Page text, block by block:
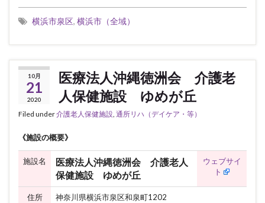
横浜市泉区, 横浜市（全域）
10月
21
2020
医療法人沖縄徳洲会 介護老
人保健施設 ゆめが丘
Filed under介護老人保健施設 通所リハ（デイケア・等）
《施設の概要》
施設名
医療法人沖縄徳洲会 介護老人
保健施設 ゆめが丘
ウェブサイ
ト
住所 神奈川県横浜市泉区和泉町1202